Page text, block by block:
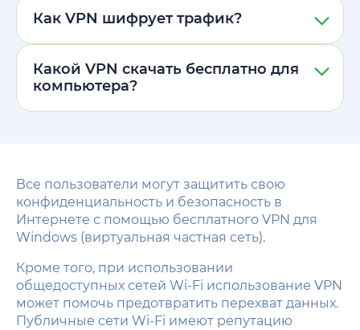
Как VPN шифрует трафик?
Какой VPN скачать бесплатно для
компьютера?
Все пользователи могут защитить свою
конфиденциальность и безопасность в
Интернете с помощью бесплатного VPN для
Windows (виртуальная частная сеть).
Кроме того, при использовании
общедоступных сетей Wi-Fi использование VPN
может помочь предотвратить перехват данных.
Публичные сети Wi-Fi имеют репутацию